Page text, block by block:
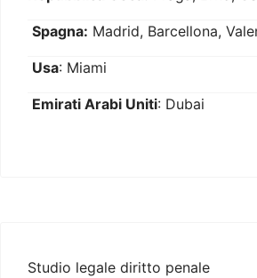
Spagna: Madrid, Barcellona,
Usa: Miami
Emirati Arabi Uniti: Dubai
Studio legale diritto penale